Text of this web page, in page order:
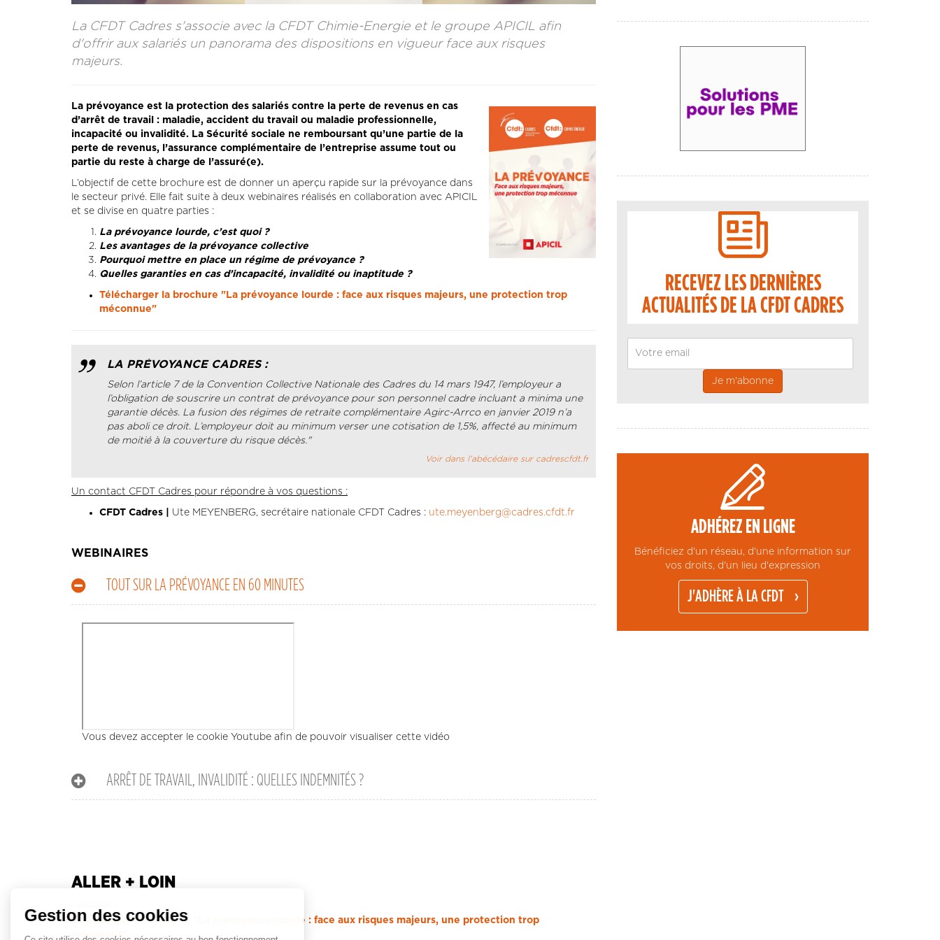
La CFDT Cadres s'associe avec la CFDT Chimie-Energie et le groupe APICIL afin
d'offrir aux salariés un panorama des dispositions en vigueur face aux risques
majeurs.
La prévoyance est la protection des salariés contre la perte de revenus en cas
d’arrêt de travail : maladie, accident du travail ou maladie professionnelle,
incapacité ou invalidité. La Sécurité sociale ne remboursant qu’une partie de la
perte de revenus, l’assurance complémentaire de l’entreprise assume tout ou
partie du reste à charge de l’assuré(e).
L’objectif de cette brochure est de donner un aperçu rapide sur la prévoyance dans
le secteur privé. Elle fait suite à deux webinaires réalisés en collaboration avec APICIL
et se divise en quatre parties :
La prévoyance lourde, c’est quoi ?
Les avantages de la prévoyance collective
Pourquoi mettre en place un régime de prévoyance ?
Quelles garanties en cas d’incapacité, invalidité ou inaptitude ?
Télécharger la brochure "La prévoyance lourde : face aux risques majeurs, une protection trop
méconnue"
LA PRÉVOYANCE CADRES :
Selon l’article 7 de la Convention Collective Nationale des Cadres du 14 mars 1947, l’employeur a
l’obligation de souscrire un contrat de prévoyance pour son personnel cadre incluant a minima une
garantie décès. La fusion des régimes de retraite complémentaire Agirc-Arrco en janvier 2019 n’a
pas aboli ce droit. L’employeur doit au minimum verser une cotisation de 1,5%, affecté au minimum
de moitié à la couverture du risque décès."
Voir dans l'abécédaire sur cadrescfdt.fr
Un contact CFDT Cadres pour répondre à vos questions :
CFDT Cadres | Ute MEYENBERG, secrétaire nationale CFDT Cadres : ute.meyenberg@cadres.cfdt.fr
WEBINAIRES
TOUT SUR LA PRÉVOYANCE EN 60 MINUTES
Vous devez accepter le cookie Youtube afin de pouvoir visualiser cette vidéo
ARRÊT DE TRAVAIL, INVALIDITÉ : QUELLES INDEMNITÉS ?
ALLER + LOIN
Télécharger la brochure "La prévoyance lourde : face aux risques majeurs, une protection trop
méconnue"
RECEVEZ LES DERNIÈRES
ACTUALITÉS DE LA CFDT CADRES
ADHÉREZ EN LIGNE
Bénéficiez d'un réseau, d'une information sur
vos droits, d'un lieu d'expression
J'ADHÈRE À LA CFDT
Gestion des cookies